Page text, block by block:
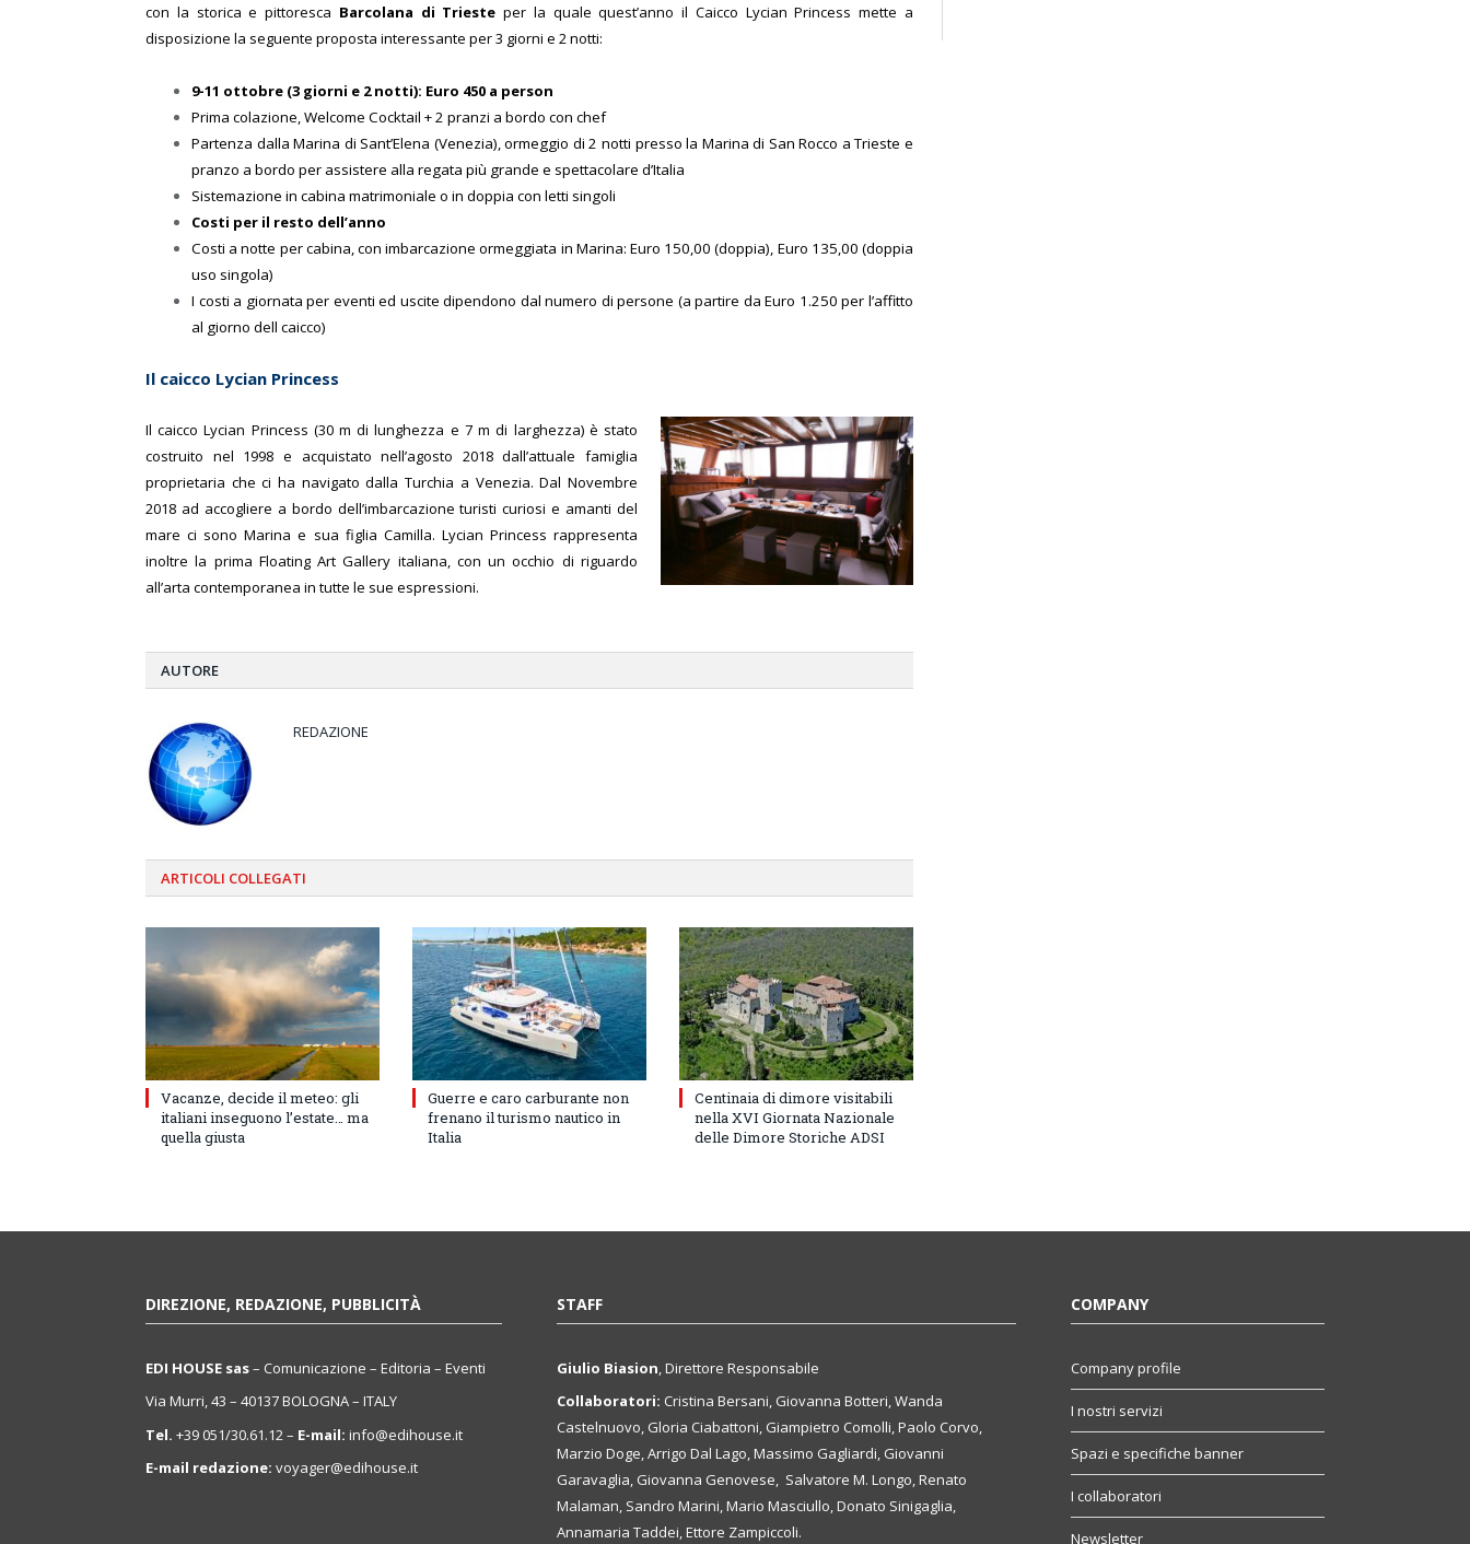
con la storica e pittoresca Barcolana di Triesteper la quale quest’anno il Caicco Lycian Princess mette a
disposizione la seguente proposta interessante per 3 giorni e 2 notti:
9-11 ottobre (3 giorni e 2 notti): Euro 450 a person
Prima colazione, Welcome Cocktail + 2 pranzi a bordo con chef
Partenza dalla Marina di Sant’Elena (Venezia), ormeggio di 2 notti presso la Marina di San Rocco a Trieste e
pranzo a bordo per assistere alla regata più grande e spettacolare d’Italia
Sistemazione in cabina matrimoniale o in doppia con letti singoli
Costi per il resto dell’anno
Costi a notte per cabina, con imbarcazione ormeggiata in Marina: Euro 150,00 (doppia), Euro 135,00 (doppia
uso singola)
I costi a giornata per eventi ed uscite dipendono dal numero di persone (a partire da Euro 1.250 per l’affitto
al giorno dell caicco)
Il caicco Lycian Princess
Il caicco Lycian Princess (30 m di lunghezza e 7 m di larghezza) è stato
costruito nel 1998 e acquistato nell’agosto 2018 dall’attuale famiglia
proprietaria che ci ha navigato dalla Turchia a Venezia. Dal Novembre
2018 ad accogliere a bordo dell’imbarcazione turisti curiosi e amanti del
mare ci sono Marina e sua figlia Camilla. Lycian Princess rappresenta
inoltre la prima Floating Art Gallery italiana, con un occhio di riguardo
all’arta contemporanea in tutte le sue espressioni.
AUTORE
REDAZIONE
ARTICOLI COLLEGATI
Vacanze, decide il meteo: gli
italiani inseguono l’estate… ma
quella giusta
Guerre e caro carburante non
frenano il turismo nautico in
Italia
Centinaia di dimore visitabili
nella XVI Giornata Nazionale
delle Dimore Storiche ADSI
DIREZIONE, REDAZIONE, PUBBLICITÀ
EDI HOUSE sas– Comunicazione – Editoria – Eventi
Via Murri, 43 – 40137 BOLOGNA – ITALY
Tel. +39 051/30.61.12 – E-mail: info@edihouse.it
E-mail redazione: voyager@edihouse.it
STAFF
Giulio Biasion, Direttore Responsabile
Collaboratori: Cristina Bersani, Giovanna Botteri, Wanda
Castelnuovo, Gloria Ciabattoni, Giampietro Comolli, Paolo Corvo,
Marzio Doge, Arrigo Dal Lago, Massimo Gagliardi, Giovanni
Garavaglia, Giovanna Genovese, Salvatore M. Longo, Renato
Malaman, Sandro Marini, Mario Masciullo, Donato Sinigaglia,
Annamaria Taddei, Ettore Zampiccoli.
COMPANY
Company profile
I nostri servizi
Spazi e specifiche banner
I collaboratori
Newsletter